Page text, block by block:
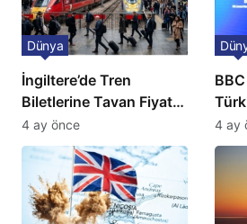
İngiltere’de Tren
Biletlerine Tavan Fiyat:
Ulaşımda Yeni
Düzenleme
Dünya
4 ay önce
ve
4 ay